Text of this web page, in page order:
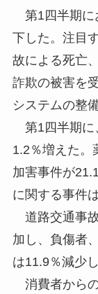
第1四半期に
下した。注目
故による死亡
詐欺の被害を
システムの整
第1四半期に
1.2％増えた。
加害事件が
に関する事件
道路交通事
加し、負傷者
は11.9％減少し
消費者から